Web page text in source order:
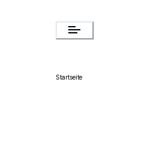
Startseite